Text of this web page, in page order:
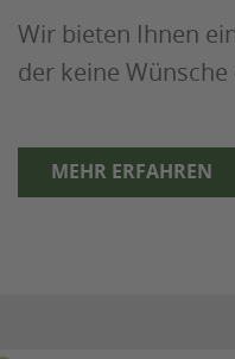
Wir bieten Ihnen
der keine
MEHR ERFAHREN